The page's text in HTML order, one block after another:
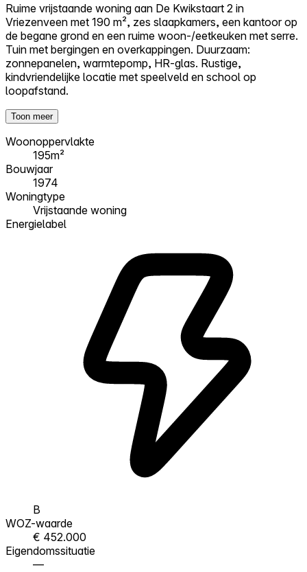
Ruime vrijstaande woning aan De Kwikstaart 2 in
Vriezenveen met 190 m², zes slaapkamers, een kantoor op
de begane grond en een ruime woon-/eetkeuken met serre.
Tuin met bergingen en overkappingen. Duurzaam:
zonnepanelen, warmtepomp, HR-glas. Rustige,
kindvriendelijke locatie met speelveld en school op
loopafstand.
Toon meer
Woonoppervlakte
195m²
Bouwjaar
1974
Woningtype
Vrijstaande woning
Energielabel
B
WOZ-waarde
€ 452.000
Eigendomssituatie
—